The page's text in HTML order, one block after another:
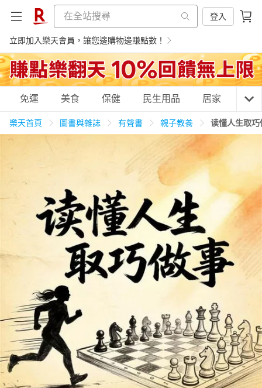
登入
立即加入樂天會員，讓您邊購物邊賺點數！
購物網分類
民生用品
居家生活 3C家電 運動休閒 親子玩具
男裝 化妝保養 情趣用品
日本購物
免運 美食 保健 民生用品 居家 3C
樂天首頁 圖書與雜誌 有聲書 親子教養 读懂人生取